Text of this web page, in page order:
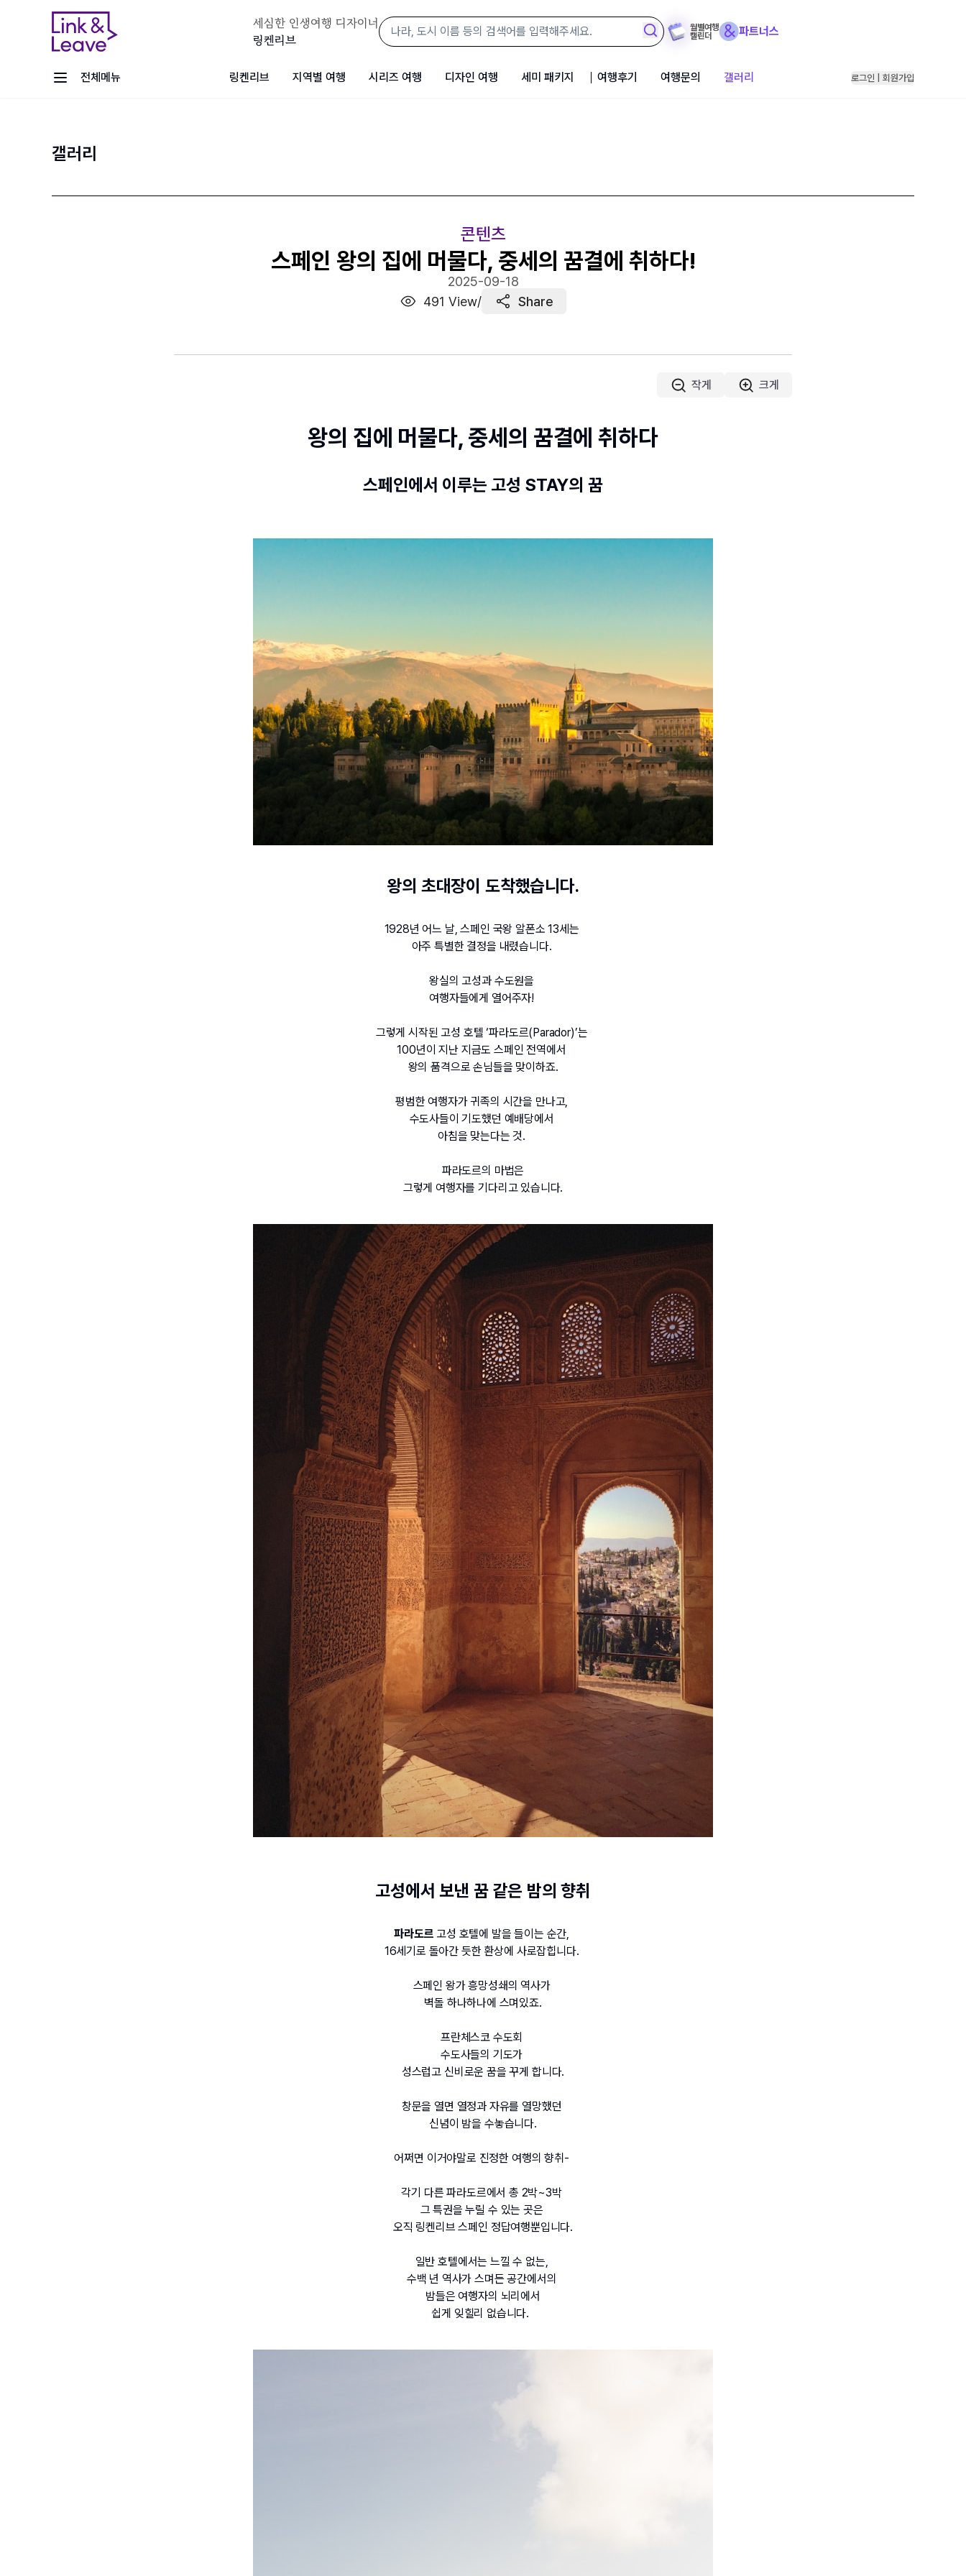
세심한 인생여행 디자이너
링켄리브
월별여행
캘린더
파트너스
전체메뉴 링켄리브 지역별 여행 시리즈 여행 디자인 여행 세미 패키지 여행후기 여행문의 갤러리 로그인 | 회원가입
갤러리
콘텐츠
스페인 왕의 집에 머물다, 중세의 꿈결에 취하다!
2025-09-18
491 View/ Share
작게 크게
왕의 집에 머물다, 중세의 꿈결에 취하다
스페인에서 이루는 고성 STAY의 꿈
왕의 초대장이 도착했습니다.
1928년 어느 날, 스페인 국왕 알폰소 13세는
아주 특별한 결정을 내렸습니다.
왕실의 고성과 수도원을
여행자들에게 열어주자!
그렇게 시작된 고성 호텔 ‘파라도르(Parador)’는
100년이 지난 지금도 스페인 전역에서
왕의 품격으로 손님들을 맞이하죠.
평범한 여행자가 귀족의 시간을 만나고,
수도사들이 기도했던 예배당에서
아침을 맞는다는 것.
파라도르의 마법은
그렇게 여행자를 기다리고 있습니다.
고성에서 보낸 꿈 같은 밤의 향취
파라도르 고성 호텔에 발을 들이는 순간,
16세기로 돌아간 듯한 환상에 사로잡힙니다.
스페인 왕가 흥망성쇄의 역사가
벽돌 하나하나에 스며있죠.
프란체스코 수도회
수도사들의 기도가
성스럽고 신비로운 꿈을 꾸게 합니다.
창문을 열면 열정과 자유를 열망했던
신념이 밤을 수놓습니다.
어쩌면 이거야말로 진정한 여행의 향취-
각기 다른 파라도르에서 총 2박~3박
그 특권을 누릴 수 있는 곳은
오직 링켄리브 스페인 정답여행뿐입니다.
일반 호텔에서는 느낄 수 없는,
수백 년 역사가 스며든 공간에서의
밤들은 여행자의 뇌리에서
쉽게 잊힐리 없습니다.